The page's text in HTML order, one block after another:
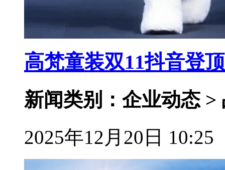
高梵童装双11抖音登
新闻类别：企业动态 >
2025年12月20日 10:25